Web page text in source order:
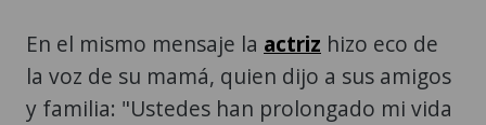
En el mismo mensaje la actriz hizo eco de
la voz de su mamá, quien dijo a sus amigos
y familia: "Ustedes han prolongado mi vida